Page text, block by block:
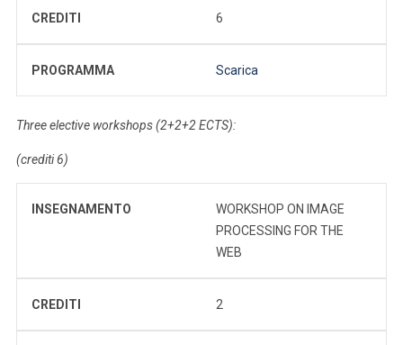
CREDITI 6
PROGRAMMA Scarica
Three elective workshops (2+2+2 ECTS):
(crediti 6)
INSEGNAMENTO
WORKSHOP ON IMAGE
PROCESSING FOR THE
WEB
CREDITI 2